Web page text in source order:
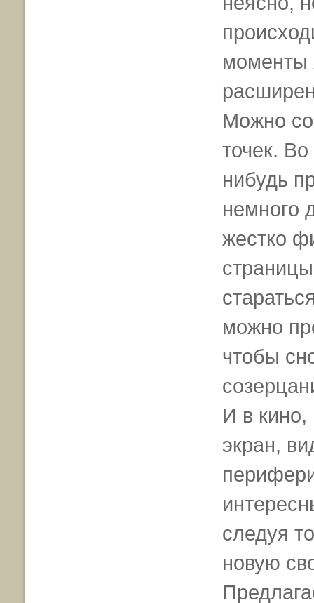
моменты
Можно
точек.
нибудь
немного
жестко
можно
чтобы
И в кино,
экран,
следуя
новую